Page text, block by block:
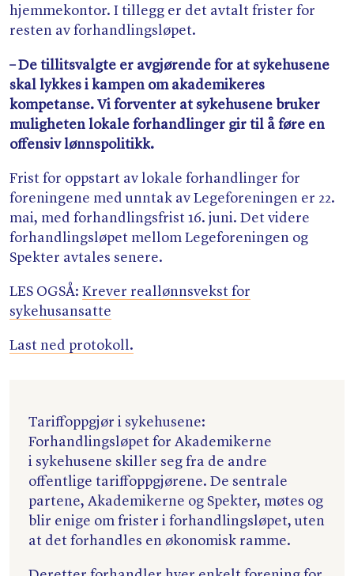
hjemmekontor. I tillegg er det avtalt frister for
resten av forhandlingsløpet.
– De tillitsvalgte er avgjørende for at sykehusene
skal lykkes i kampen om akademikeres
kompetanse. Vi forventer at sykehusene bruker
muligheten lokale forhandlinger gir til å føre en
offensiv lønnspolitikk.
Frist for oppstart av lokale forhandlinger for
foreningene med unntak av Legeforeningen er 22.
mai, med forhandlingsfrist 16. juni. Det videre
forhandlingsløpet mellom Legeforeningen og
Spekter avtales senere.
LES OGSÅ: Krever reallønnsvekst for
sykehusansatte
Last ned protokoll.
Tariffoppgjør i sykehusene:
Forhandlingsløpet for Akademikerne
i sykehusene skiller seg fra de andre
offentlige tariffoppgjørene. De sentrale
partene, Akademikerne og Spekter, møtes og
blir enige om frister i forhandlingsløpet, uten
at det forhandles en økonomisk ramme.